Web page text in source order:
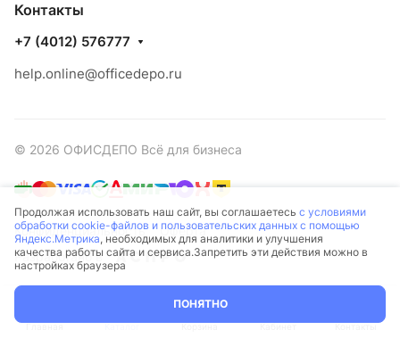
Контакты
+7 (4012) 576777
help.online@officedepo.ru
© 2026 ОФИСДЕПО Всё для бизнеса
Конфиденциальность
Оферта
Разработано в
Главная Каталог Корзина Кабинет Контакты
Продолжая использовать наш сайт, вы соглашаетесь с условиями
обработки cookie-файлов и пользовательских данных с помощью
Яндекс.Метрика, необходимых для аналитики и улучшения
качества работы сайта и сервиса.Запретить эти действия можно в
настройках браузера
ПОНЯТНО